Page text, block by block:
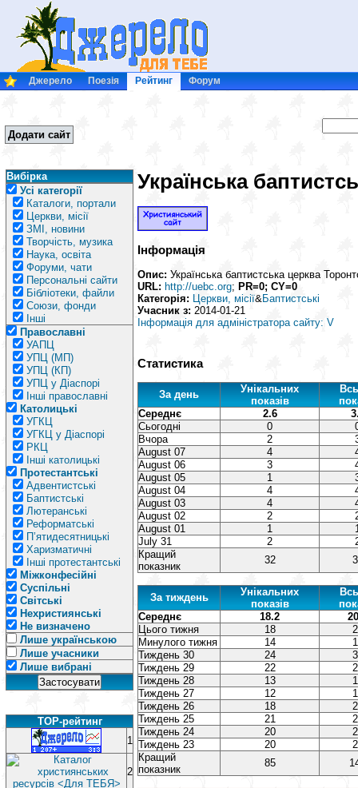
Джерело Поезія Рейтинг Форум
Додати сайт
Вибірка
Усі категорії
Каталоги, портали
Церкви, місії
ЗМІ, новини
Творчість, музика
Наука, освіта
Форуми, чати
Персональні сайти
Бібліотеки, файли
Союзи, фонди
Інші
Православні
УАПЦ
УПЦ (МП)
УПЦ (КП)
УПЦ у Діаспорі
Інші православні
Католицькі
УГКЦ
УГКЦ у Діаспорі
РКЦ
Інші католицькі
Протестантські
Адвентистські
Баптистські
Лютеранські
Реформатські
П’ятидесятницькі
Харизматичні
Інші протестантські
Міжконфесійні
Суспільні
Світські
Нехристиянські
Не визначено
Лише українською
Лише учасники
Лише вибрані
TOP-рейтинг
1
2
Українська
Інформація
Опис: Українська баптистська церква
URL: http://uebc.org; PR=0; CY=0
Категорія: Церкви, місії&Баптистські
Учасник з: 2014-01-21
Інформація для адміністратора сайту: V
Статистика
За день
Унікальних
показів
Середнє
2.6
Сьогодні
0
Вчора
2
August 07
4
August 06
3
August 05
1
August 04
4
August 03
4
August 02
2
August 01
1
July 31
2
Кращий
показник
32
За тиждень
Унікальних
показів
Середнє
18.2
Цього тижня
18
Минулого тижня
14
Тиждень 30
24
Тиждень 29
22
Тиждень 28
13
Тиждень 27
12
Тиждень 26
18
Тиждень 25
21
Тиждень 24
20
Тиждень 23
20
Кращий
показник
85